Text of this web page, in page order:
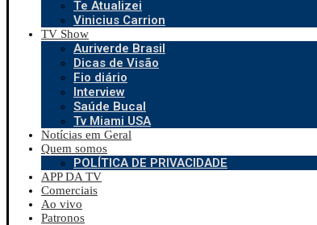
Te Atualizei
Vinicius Carrion
TV Show
Auriverde Brasil
Dicas de Visão
Fio diário
Interview
Saúde Bucal
Tv Miami USA
Notícias em Geral
Quem somos
POLÍTICA DE PRIVACIDADE
APP DA TV
Comerciais
Ao vivo
Patronos